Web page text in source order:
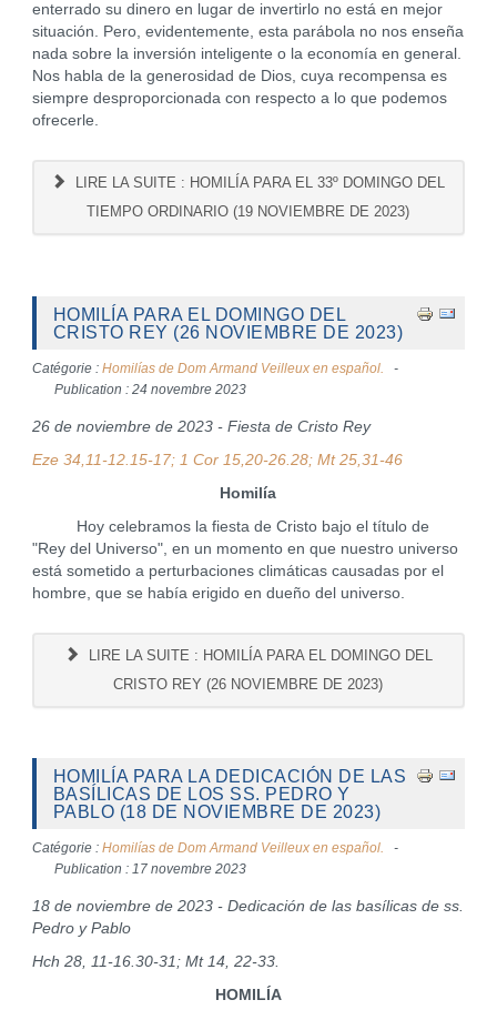
enterrado su dinero en lugar de invertirlo no está en mejor
situación. Pero, evidentemente, esta parábola no nos enseña
nada sobre la inversión inteligente o la economía en general.
Nos habla de la generosidad de Dios, cuya recompensa es
siempre desproporcionada con respecto a lo que podemos
ofrecerle.
LIRE LA SUITE : HOMILÍA PARA EL 33º DOMINGO DEL
TIEMPO ORDINARIO (19 NOVIEMBRE DE 2023)
HOMILÍA PARA EL DOMINGO DEL
CRISTO REY (26 NOVIEMBRE DE 2023)
Catégorie : Homilías de Dom Armand Veilleux en español.
Publication : 24 novembre 2023
26 de noviembre de 2023 - Fiesta de Cristo Rey
Eze 34,11-12.15-17; 1 Cor 15,20-26.28; Mt 25,31-46
Homilía
Hoy celebramos la fiesta de Cristo bajo el título de
"Rey del Universo", en un momento en que nuestro universo
está sometido a perturbaciones climáticas causadas por el
hombre, que se había erigido en dueño del universo.
LIRE LA SUITE : HOMILÍA PARA EL DOMINGO DEL
CRISTO REY (26 NOVIEMBRE DE 2023)
HOMILÍA PARA LA DEDICACIÓN DE LAS
BASÍLICAS DE LOS SS. PEDRO Y
PABLO (18 DE NOVIEMBRE DE 2023)
Catégorie : Homilías de Dom Armand Veilleux en español.
Publication : 17 novembre 2023
18 de noviembre de 2023 - Dedicación de las basílicas de ss.
Pedro y Pablo
Hch 28, 11-16.30-31; Mt 14, 22-33.
HOMILÍA